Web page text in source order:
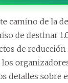
camino de la
de destinar
de
detalles sobre